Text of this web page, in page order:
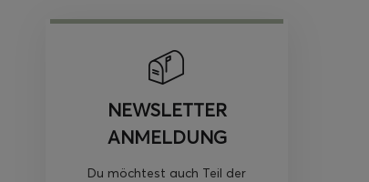
NEWSLETTER
ANMELDUNG
Du möchtest auch Teil der